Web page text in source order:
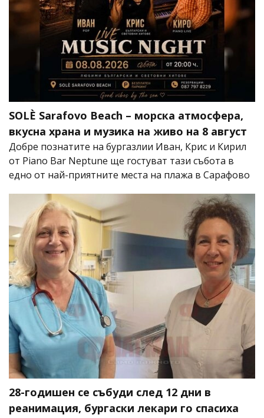
SOLÈ Sarafovo Beach – морска атмосфера,
вкусна храна и музика на живо на 8 август
Добре познатите на бургазлии Иван, Крис и Кирил
от Piano Bar Neptune ще гостуват тази събота в
едно от най-приятните места на плажа в Сарафово
28-годишен се събуди след 12 дни в
реанимация, бургаски лекари го спасиха